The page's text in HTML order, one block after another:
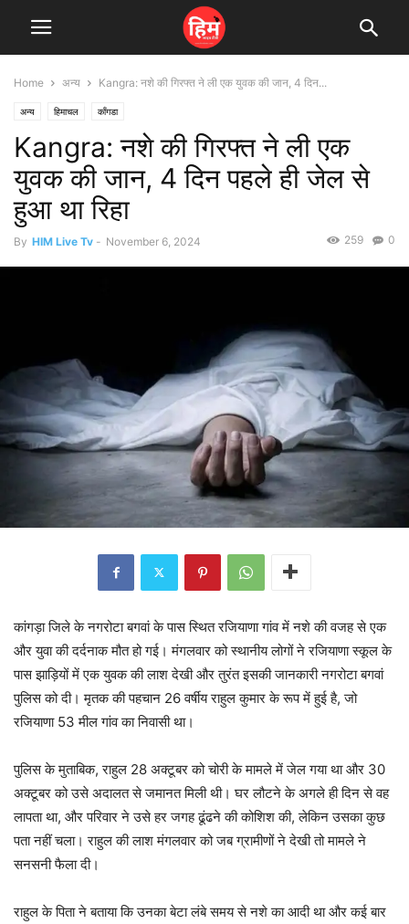
Home अन्य Kangra: नशे की गिरफ्त ने ली एक युवक की जान, 4 दिन...
अन्य हिमाचल काँगडा
Kangra: नशे की गिरफ्त ने ली एक
युवक की जान, 4 दिन पहले ही जेल से
हुआ था रिहा
By HIM Live Tv - November 6, 2024 0
259
कांगड़ा जिले के नगरोटा बगवां के पास स्थित रजियाणा गांव में नशे की वजह से एक
और युवा की दर्दनाक मौत हो गई। मंगलवार को स्थानीय लोगों ने रजियाणा स्कूल के
पास झाड़ियों में एक युवक की लाश देखी और तुरंत इसकी जानकारी नगरोटा बगवां
पुलिस को दी। मृतक की पहचान 26 वर्षीय राहुल कुमार के रूप में हुई है, जो
रजियाणा 53 मील गांव का निवासी था।
पुलिस के मुताबिक, राहुल 28 अक्टूबर को चोरी के मामले में जेल गया था और 30
अक्टूबर को उसे अदालत से जमानत मिली थी। घर लौटने के अगले ही दिन से वह
लापता था, और परिवार ने उसे हर जगह ढूंढने की कोशिश की, लेकिन उसका कुछ
पता नहीं चला। राहुल की लाश मंगलवार को जब ग्रामीणों ने देखी तो मामले ने
सनसनी फैला दी।
राहुल के पिता ने बताया कि उनका बेटा लंबे समय से नशे का आदी था और कई बार